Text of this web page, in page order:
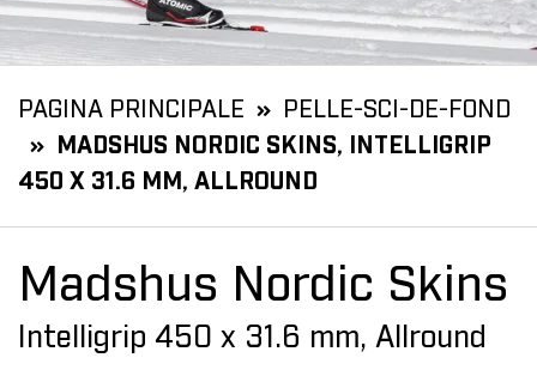
PAGINA PRINCIPALE
PELLE-SCI-DE-FOND
MADSHUS NORDIC SKINS, INTELLIGRIP
450 X 31.6 MM, ALLROUND
Madshus Nordic Skins
Intelligrip 450 x 31.6 mm, Allround